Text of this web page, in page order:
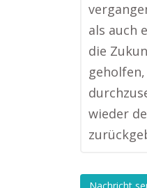
als auch
die
wieder